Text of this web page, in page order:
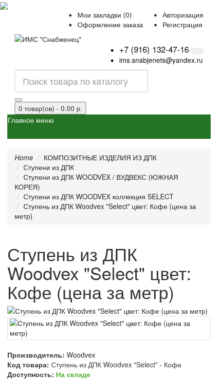
Авторизация
Регистрация
Мои закладки (0)
Оформление заказа
+7 (916) 132-47-16
ims.snabjenets@yandex.ru
0 товар(ов) - 0.00 р.
Главное меню
Home
КОМПОЗИТНЫЕ ИЗДЕЛИЯ ИЗ ДПК
Ступени из ДПК
Ступени из ДПК WOODVEX / ВУДВЕКС (ЮЖНАЯ
КОРЕЯ)
Ступени из ДПК WOODVEX коллекция SELECT
Ступень из ДПК Woodvex "Select" цвет: Кофе (цена за
метр)
Ступень из ДПК
Woodvex "Select" цвет:
Кофе (цена за метр)
Производитель: Woodvex
Код товара: Ступень из ДПК Woodvex "Select" - Кофе
Доступность: На складе